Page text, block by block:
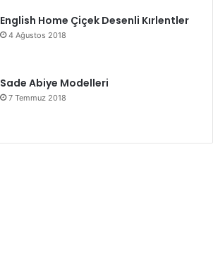
English Home Çiçek Desenli Kırlentler
4 Ağustos 2018
Sade Abiye Modelleri
7 Temmuz 2018